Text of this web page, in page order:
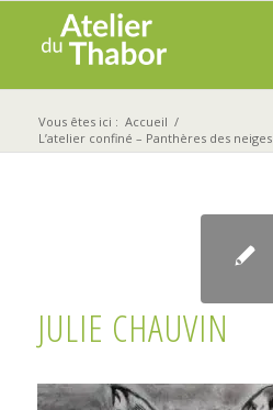
Vous êtes ici : Accueil /
L’atelier confiné – Panthères des neiges
JULIE CHAUVIN